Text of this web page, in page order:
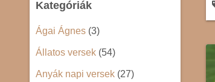
Kategóriák
Ágai Ágnes (3)
Állatos versek (54)
Anyák napi versek (27)